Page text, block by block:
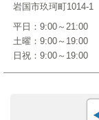
岩国市玖珂町1014-1
平日：9:00～21:00
土曜：9:00～19:00
日祝：9:00～19:00